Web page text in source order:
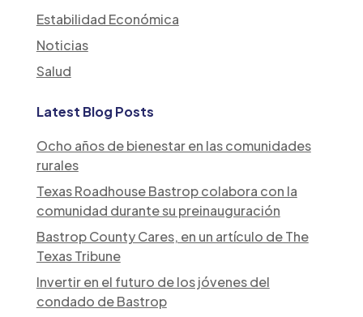
Estabilidad Económica
Noticias
Salud
Latest Blog Posts
Ocho años de bienestar en las comunidades
rurales
Texas Roadhouse Bastrop colabora con la
comunidad durante su preinauguración
Bastrop County Cares, en un artículo de The
Texas Tribune
Invertir en el futuro de los jóvenes del
condado de Bastrop